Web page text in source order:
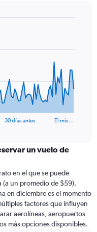
30 días antes El mis…
un vuelo de
en el que se puede
(a un promedio de $59).
en diciembre es el momento
factores que influyen
aerolíneas, aeropuertos
más opciones disponibles.